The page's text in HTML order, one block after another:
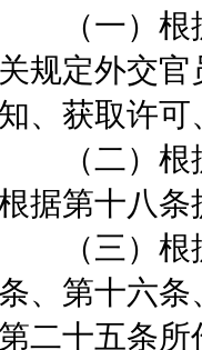
（一）根据
关规定外交
知、获取许
（二）根据
据第十八条
（三）根据
、第十六条
第二十五条所